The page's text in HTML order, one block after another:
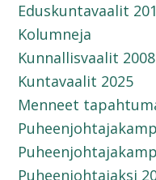
Eduskuntavaalit
Kolumneja
Kunnallisvaalit 2008
Kuntavaalit 2025
Menneet
Puheenjohtajaksi